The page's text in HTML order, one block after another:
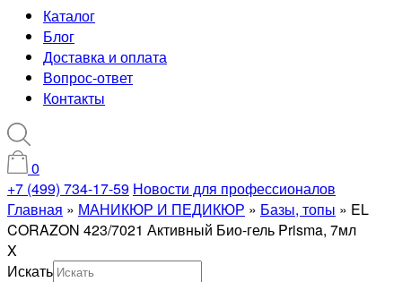
Каталог
Блог
Доставка и оплата
Вопрос-ответ
Контакты
0
+7 (499) 734-17-59 Новости для профессионалов
Главная » МАНИКЮР И ПЕДИКЮР » Базы, топы » EL
CORAZON 423/7021 Активный Био-гель Prisma, 7мл
X
Искать